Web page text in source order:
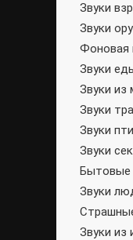
Звуки
Звуки
Фоновая
Звуки
Звуки из
Звуки
Звуки
Звуки
Бытовые
Звуки
Звуки из